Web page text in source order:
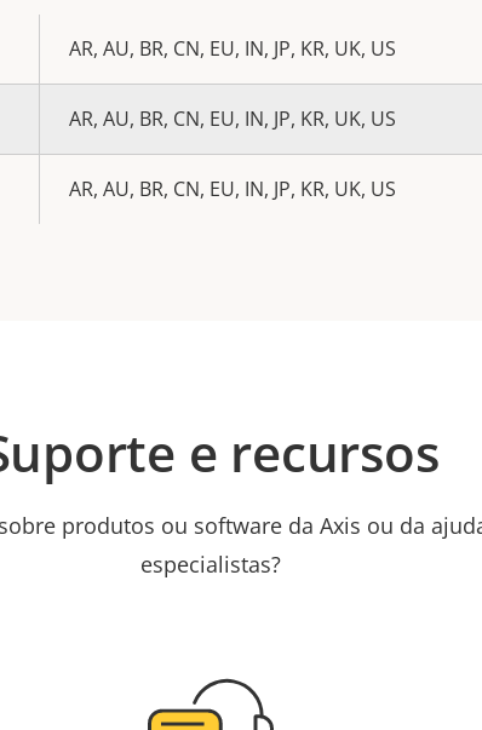
AR, AU, BR, CN, EU, IN, JP, KR, UK, US
AR, AU, BR, CN, EU, IN, JP, KR, UK, US
AR, AU, BR, CN, EU, IN, JP, KR, UK, US
e recursos
produtos ou software da Axis ou da
especialistas?